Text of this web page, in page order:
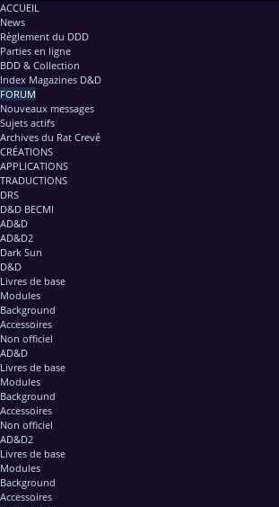
ACCUEIL
News
Règlement du DDD
Parties en ligne
BDD & Collection
Index Magazines D&D
FORUM
Nouveaux messages
Sujets actifs
Archives du Rat Crevé
CRÉATIONS
APPLICATIONS
TRADUCTIONS
DRS
D&D BECMI
AD&D
AD&D2
Dark Sun
D&D
Livres de base
Modules
Background
Accessoires
Non officiel
AD&D
Livres de base
Modules
Background
Accessoires
Non officiel
AD&D2
Livres de base
Modules
Background
Accessoires